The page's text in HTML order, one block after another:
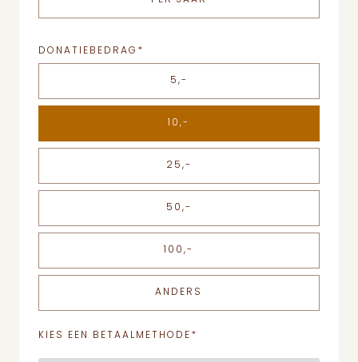
DONATIEBEDRAG *
5,-
10,-
25,-
50,-
100,-
ANDERS
KIES EEN BETAALMETHODE *